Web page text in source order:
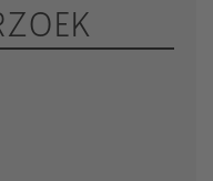
& eRecht24